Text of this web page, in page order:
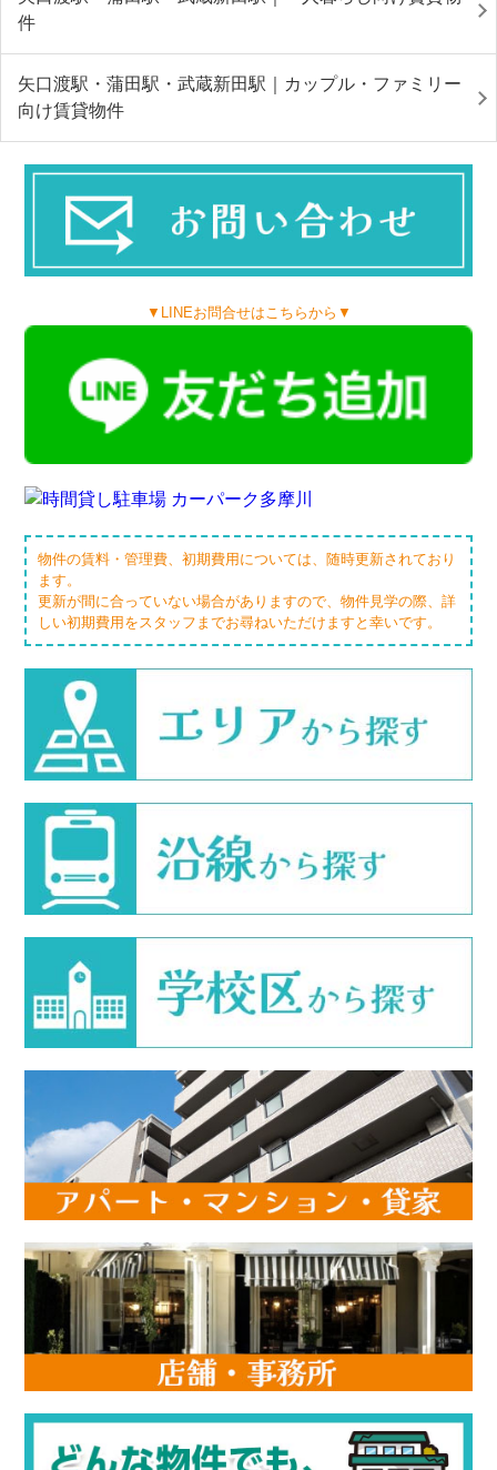
件
矢口渡駅・蒲田駅・武蔵新田駅｜カップル・ファミリー
向け賃貸物件
▼LINEお問合せはこちらから▼
物件の賃料・管理費、初期費用については、随時更新されており
ます。
更新が間に合っていない場合がありますので、物件見学の際、詳
しい初期費用をスタッフまでお尋ねいただけますと幸いです。